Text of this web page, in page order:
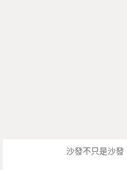
沙發不只是沙